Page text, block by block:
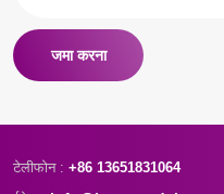
जमा करना
टेलीफोन : +86 13651831064